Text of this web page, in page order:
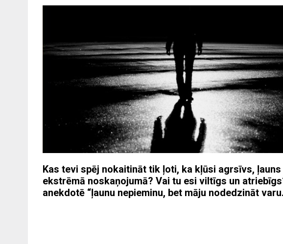
Kas tevi spēj nokaitināt tik ļoti, ka kļūsi agrsīvs,
ekstrēmā noskaņojumā? Vai tu esi viltīgs un
anekdotē “ļaunu nepieminu, bet māju nodedzināt